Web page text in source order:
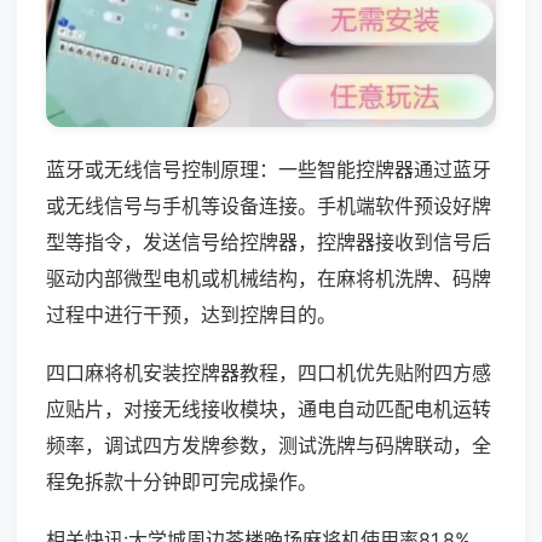
蓝牙或无线信号控制原理：一些智能控牌器通过蓝牙
或无线信号与手机等设备连接。手机端软件预设好牌
型等指令，发送信号给控牌器，控牌器接收到信号后
驱动内部微型电机或机械结构，在麻将机洗牌、码牌
过程中进行干预，达到控牌目的。
四口麻将机安装控牌器教程，四口机优先贴附四方感
应贴片，对接无线接收模块，通电自动匹配电机运转
频率，调试四方发牌参数，测试洗牌与码牌联动，全
程免拆款十分钟即可完成操作。